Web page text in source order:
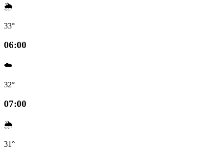
🌦️
33°
06:00
☁️
32°
07:00
🌦️
31°